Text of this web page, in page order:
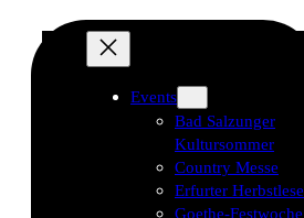
Events
Bad Salzunger
Kultursommer
Country Messe
Erfurter Herbstlese
Goethe-Festwoche